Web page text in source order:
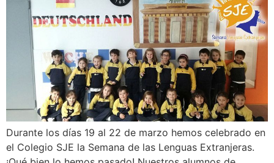
Durante los días 19 al 22 de marzo hemos celebrado en
el Colegio SJE la Semana de las Lenguas Extranjeras.